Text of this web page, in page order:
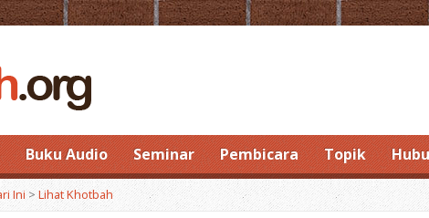
Buku Audio Seminar Pembicara Topik
Ini > Lihat Khotbah